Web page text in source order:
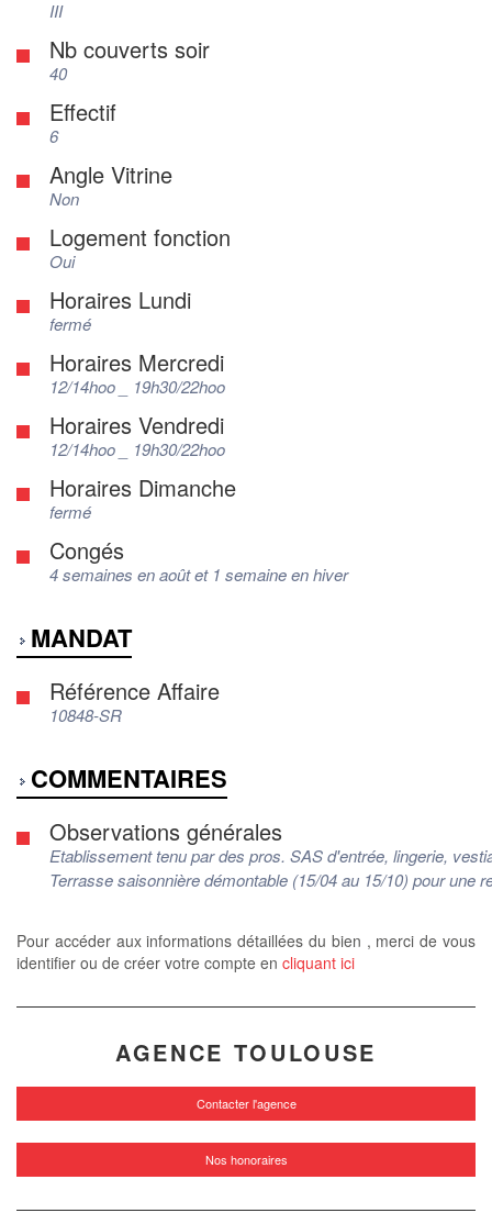
III
Nb couverts soir
40
Effectif
6
Angle Vitrine
Non
Logement fonction
Oui
Horaires Lundi
fermé
Horaires Mercredi
12/14hoo _ 19h30/22hoo
Horaires Vendredi
12/14hoo _ 19h30/22hoo
Horaires Dimanche
fermé
Congés
4 semaines en août et 1 semaine en hiver
MANDAT
Référence Affaire
10848-SR
COMMENTAIRES
Observations générales
Etablissement tenu par des pros. SAS d'entrée, lingerie,
Terrasse saisonnière démontable (15/04 au 15/10) pour une
Pour accéder aux informations détaillées du bien , merci de vous
identifier ou de créer votre compte en cliquant ici
AGENCE TOULOUSE
Contacter l'agence
Nos honoraires